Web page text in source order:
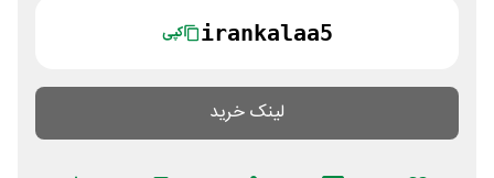
irankalaa5 کپی
لینک خرید